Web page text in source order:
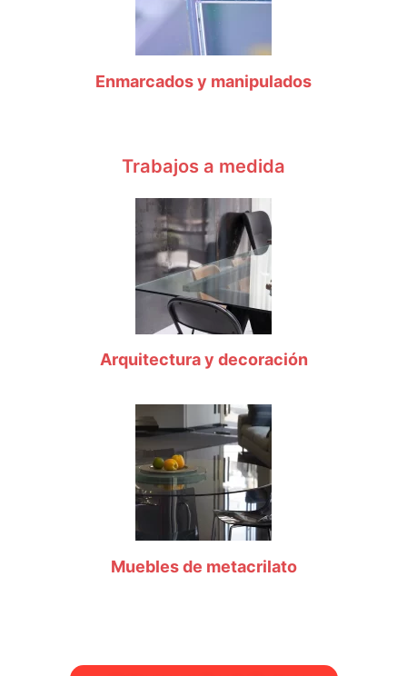
Enmarcados y manipulados
Trabajos a medida
Arquitectura y decoración
Muebles de metacrilato